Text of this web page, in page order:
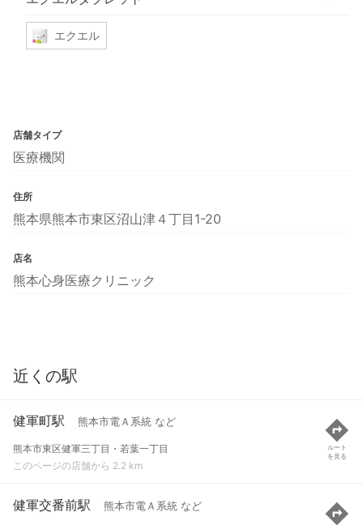
エクエル
店舗タイプ
医療機関
住所
熊本県熊本市東区沼山津４丁目1-20
店名
熊本心身医療クリニック
近くの駅
健軍町駅 熊本市電Ａ系統 など
熊本市東区健軍三丁目・若葉一丁目
このページの店舗から 2.2 km
ルート
を見る
健軍交番前駅 熊本市電Ａ系統 など